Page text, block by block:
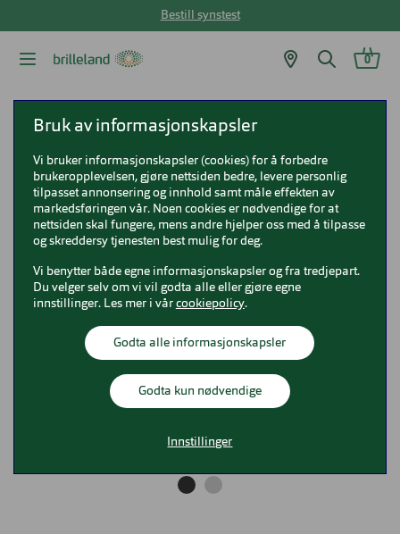
Bestill synstest
0
Michael Kors MK3035 Memphis
Michael Kors MK3035 Memphis
0MK3035
Bruk av informasjonskapsler
Vi bruker informasjonskapsler (cookies) for å forbedre
brukeropplevelsen, gjøre nettsiden bedre, levere personlig
tilpasset annonsering og innhold samt måle effekten av
markedsføringen vår. Noen cookies er nødvendige for at
nettsiden skal fungere, mens andre hjelper oss med å tilpasse
og skreddersy tjenesten best mulig for deg.
Vi benytter både egne informasjonskapsler og fra tredjepart.
Du velger selv om vi vil godta alle eller gjøre egne
innstillinger. Les mer i vår cookiepolicy.
Godta alle informasjonskapsler
Godta kun nødvendige
Innstillinger